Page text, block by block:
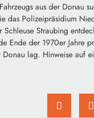
aus der Donau
das Polizeipräsidium
Straubing
Ende der 1970er Jahre
lag. Hinweise auf